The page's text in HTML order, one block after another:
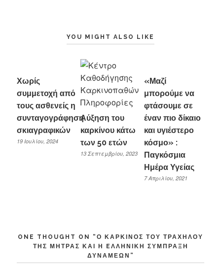
YOU MIGHT ALSO LIKE
Χωρίς
συμμετοχή από
τους ασθενείς η
συνταγογράφηση
σκιαγραφικών
19 Ιουλίου, 2024
Αύξηση του
καρκίνου κάτω
των 50 ετών
13 Σεπτεμβρίου, 2023
«Μαζί
μπορούμε να
φτάσουμε σε
έναν πιο δίκαιο
και υγιέστερο
κόσμο» :
Παγκόσμια
Ημέρα Υγείας
7 Απριλίου, 2021
ONE THOUGHT ON “ Ο ΚΑΡΚΊΝΟΣ ΤΟΥ ΤΡΑΧΉΛΟΥ
ΤΗΣ ΜΉΤΡΑΣ ΚΑΙ Η EΛΛΗΝΙΚΉ ΣΎΜΠΡΑΞΗ
ΔΥΝΆΜΕΩΝ ”